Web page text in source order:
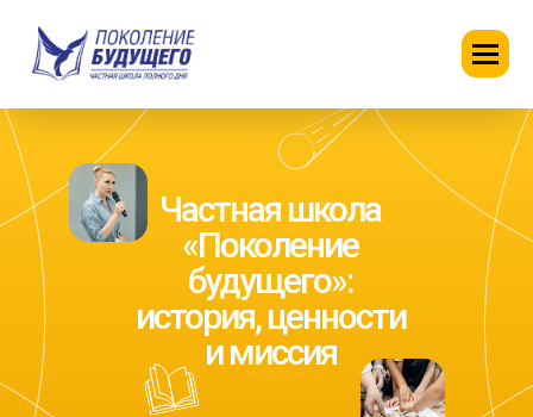
Частная школа
«Поколение
будущего»:
история, ценности
и миссия